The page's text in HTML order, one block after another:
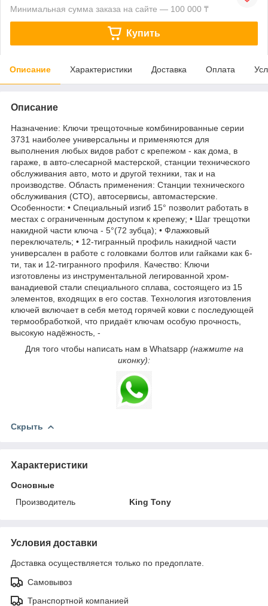
Минимальная сумма заказа на сайте — 100 000 ₸
Купить
Описание Характеристики Доставка Оплата
Описание
Назначение: Ключи трещоточные комбинированные серии
3731 наиболее универсальны и применяются для
выполнения любых видов работ с крепежом - как дома, в
гараже, в авто-слесарной мастерской, станции технического
обслуживания авто, мото и другой техники, так и на
производстве. Область применения: Станции технического
обслуживания (СТО), автосервисы, автомастерские.
Особенности: • Специальный изгиб 15° позволит работать в
местах с ограниченным доступом к крепежу; • Шаг трещотки
накидной части ключа - 5°(72 зубца); • Флажковый
переключатель; • 12-тигранный профиль накидной части
универсален в работе с головками болтов или гайками как 6-
ти, так и 12-тигранного профиля. Качество: Ключи
изготовлены из инструментальной легированной хром-
ванадиевой стали специального сплава, состоящего из 15
элементов, входящих в его состав. Технология изготовления
ключей включает в себя метод горячей ковки с последующей
термообработкой, что придаёт ключам особую прочность,
высокую надёжность, -
Для того чтобы написать нам в Whatsapp (нажмите на
иконку):
Скрыть
Характеристики
Основные
Производитель
King Tony
Условия доставки
Доставка осуществляется только по предоплате.
Самовывоз
Транспортной компанией